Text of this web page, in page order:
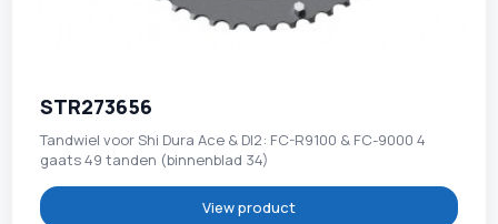
STR273656
Tandwiel voor Shi Dura Ace & DI2: FC-R9100 & FC-9000 4
gaats 49 tanden (binnenblad 34)
View product